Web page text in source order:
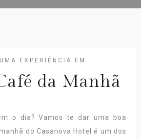
EXPERIÊNCIA EM
da Manhã
o dia? Vamos te dar uma boa
do Casanova Hotel é um dos